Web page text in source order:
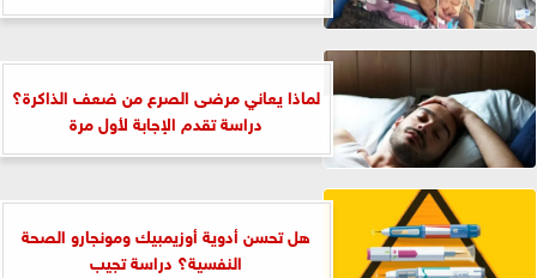
لماذا يعاني مرضى الصرع من ضعف الذاكرة؟
دراسة تقدم الإجابة لأول مرة
هل تحسن أدوية أوزيمبيك ومونجارو الصحة
النفسية؟ دراسة تجيب